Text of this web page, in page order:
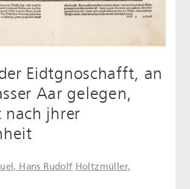
Eidtgnoschafft, an
Aar gelegen,
jhrer
Hans Rudolf Holtzmüller,